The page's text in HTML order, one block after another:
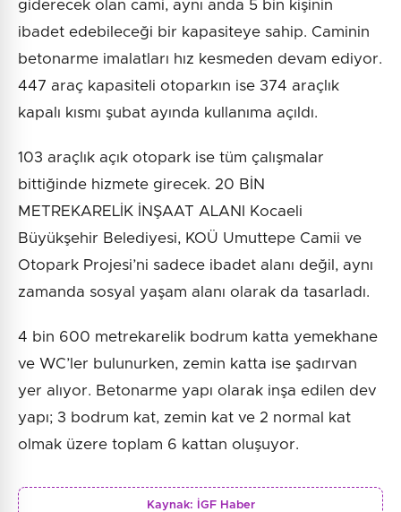
giderecek olan cami, aynı anda 5 bin kişinin
ibadet edebileceği bir kapasiteye sahip. Caminin
betonarme imalatları hız kesmeden devam ediyor.
447 araç kapasiteli otoparkın ise 374 araçlık
kapalı kısmı şubat ayında kullanıma açıldı.
103 araçlık açık otopark ise tüm çalışmalar
bittiğinde hizmete girecek. 20 BİN
METREKARELİK İNŞAAT ALANI Kocaeli
Büyükşehir Belediyesi, KOÜ Umuttepe Camii ve
Otopark Projesi’ni sadece ibadet alanı değil, aynı
zamanda sosyal yaşam alanı olarak da tasarladı.
4 bin 600 metrekarelik bodrum katta yemekhane
ve WC’ler bulunurken, zemin katta ise şadırvan
yer alıyor. Betonarme yapı olarak inşa edilen dev
yapı; 3 bodrum kat, zemin kat ve 2 normal kat
olmak üzere toplam 6 kattan oluşuyor.
Kaynak: İGF Haber